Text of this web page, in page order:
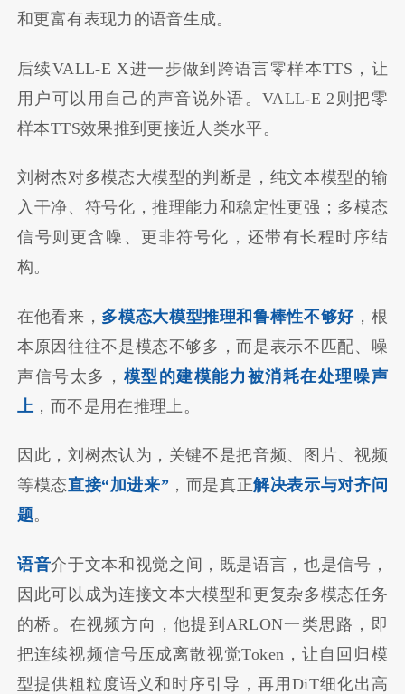
和更富有表现力的语音生成。
后续VALL-E X进一步做到跨语言零样本TTS，让
用户可以用自己的声音说外语。VALL-E 2则把零
样本TTS效果推到更接近人类水平。
刘树杰对多模态大模型的判断是，纯文本模型的输
入干净、符号化，推理能力和稳定性更强；多模态
信号则更含噪、更非符号化，还带有长程时序结
构。
在他看来， 多模态大模型推理和鲁棒性不够好，根
本原因往往不是模态不够多，而是表示不匹配、噪
声信号太多， 模型的建模能力被消耗在处理噪声
上 ，而不是用在推理上。
因此，刘树杰认为，关键不是把音频、图片、视频
等模态直接“加进来”，而是真正解决表示与对齐问
题。
语音介于文本和视觉之间，既是语言，也是信号，
因此可以成为连接文本大模型和更复杂多模态任务
的桥。在视频方向，他提到ARLON一类思路，即
把连续视频信号压成离散视觉Token，让自回归模
型提供粗粒度语义和时序引导，再用DiT细化出高